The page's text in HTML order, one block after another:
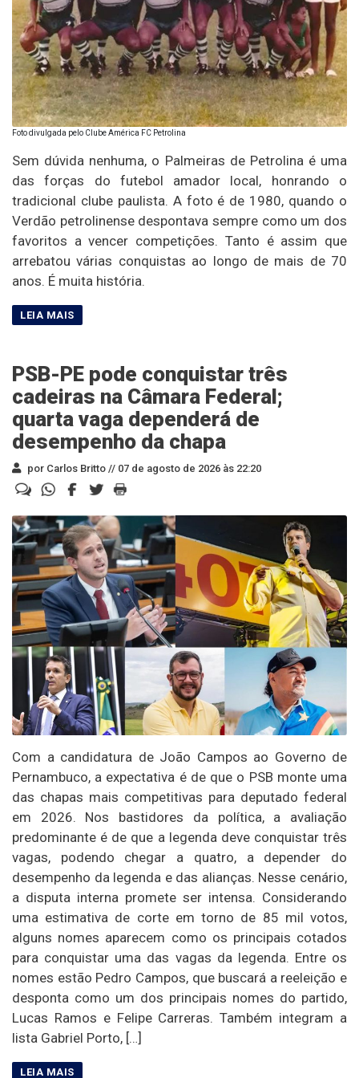
Foto divulgada pelo Clube América FC Petrolina
Sem dúvida nenhuma, o Palmeiras de Petrolina é uma
das forças do futebol amador local, honrando o
tradicional clube paulista. A foto é de 1980, quando o
Verdão petrolinense despontava sempre como um dos
favoritos a vencer competições. Tanto é assim que
arrebatou várias conquistas ao longo de mais de 70
anos. É muita história.
PSB-PE pode conquistar três
cadeiras na Câmara Federal;
quarta vaga dependerá de
desempenho da chapa
por Carlos Britto // 07 de agosto de 2026 às 22:20
Com a candidatura de João Campos ao Governo de
Pernambuco, a expectativa é de que o PSB monte uma
das chapas mais competitivas para deputado federal
em 2026. Nos bastidores da política, a avaliação
predominante é de que a legenda deve conquistar três
vagas, podendo chegar a quatro, a depender do
desempenho da legenda e das alianças. Nesse cenário,
a disputa interna promete ser intensa. Considerando
uma estimativa de corte em torno de 85 mil votos,
alguns nomes aparecem como os principais cotados
para conquistar uma das vagas da legenda. Entre os
nomes estão Pedro Campos, que buscará a reeleição e
desponta como um dos principais nomes do partido,
Lucas Ramos e Felipe Carreras. Também integram a
lista Gabriel Porto, […]